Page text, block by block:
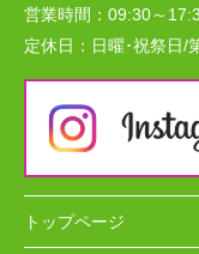
営業時間： 09:30～
定休日： 日曜･祝祭日/
トップページ